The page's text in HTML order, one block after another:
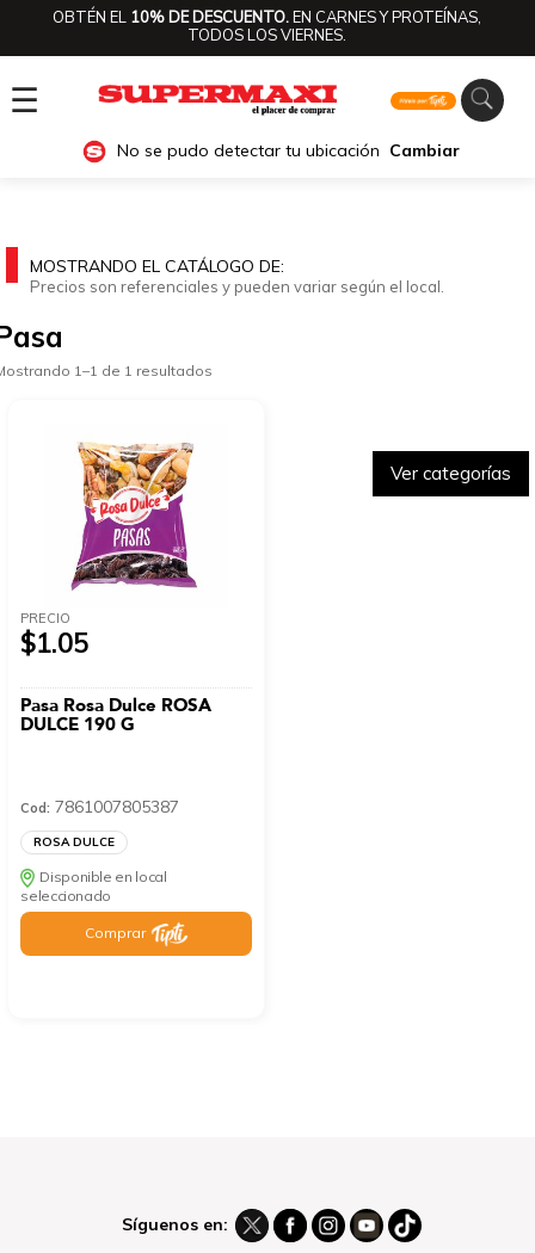
OBTÉN EL 10% DE DESCUENTO.EN CARNES Y PROTEÍNAS,
TODOS LOS VIERNES.
☰
No se pudo detectar tu ubicación Cambiar
Ver categorías
MOSTRANDO EL CATÁLOGO DE:
Precios son referenciales y pueden variar según el local.
1–1 de 1 resultados
PRECIO
$1.05
Pasa Rosa Dulce ROSA
DULCE 190 G
Cod: 7861007805387
ROSA DULCE
Disponible en local
seleccionado
Comprar
Síguenos en: